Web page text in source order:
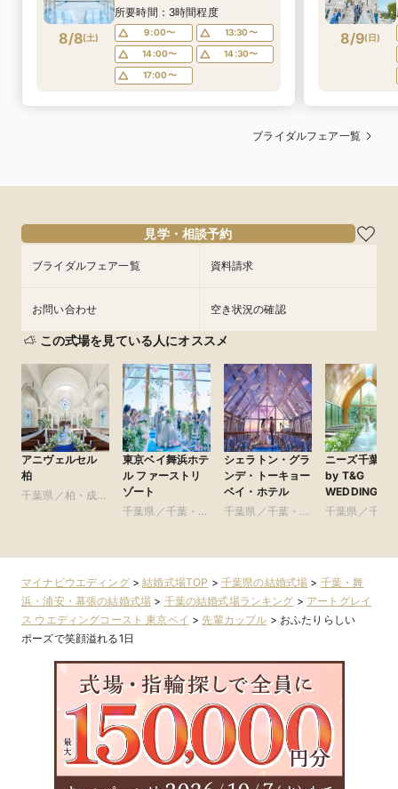
8/8(土)
空チャペルと木のチャペル比較×
披露宴会場見学×国産牛とフォア
グラ3万相当試食や見積りシュミ
レーション
所要時間：3時間程度
9:00〜
13:30〜
14:00〜
14:30〜
17:00〜
8/9(日)
ブライダルフェア一覧
見学・相談予約
ブライダルフェア一覧 資料請求
お問い合わせ 空き状況の確認
この式場を見ている人にオススメ
アニヴェルセル
柏
千葉県／柏・成
東京ベイ舞浜ホテ
ル ファーストリ
ゾート
千葉県／千葉・舞
シェラトン・グラ
ンデ・トーキョー
ベイ・ホテル
千葉県／千葉・舞
ニーズ千葉み
by T&G
WEDDING(旧
イサイドパー
千葉県／千葉
マイナビウエディング>結婚式場TOP > 千葉県の結婚式場 > 千葉・舞
浜・浦安・幕張の結婚式場 > 千葉の結婚式場ランキング > アートグレイ
ス ウエディングコースト 東京ベイ > 先輩カップル > おふたりらしい
ポーズで笑顔溢れる1日